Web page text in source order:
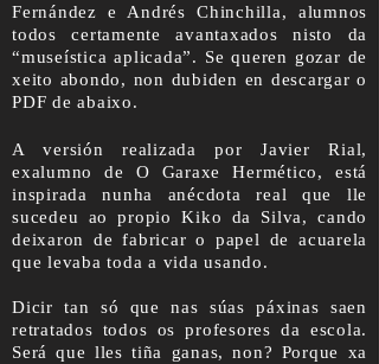
Fernández e Andrés Chinchilla, alumnos
todos certamente avantaxados nisto da
“museística aplicada”. Se queren gozar de
xeito abondo, non dubiden en descargar o
PDF de abaixo.
A versión realizada por Javier Rial,
exalumno de O Garaxe Hermético, está
inspirada nunha anécdota real que lle
sucedeu ao propio Kiko da Silva, cando
deixaron de fabricar o papel de acuarela
que levaba toda a vida usando.
Dicir tan só que nas súas páxinas saen
retratados todos os profesores da escola.
Será que lles tiña ganas, non? Porque xa